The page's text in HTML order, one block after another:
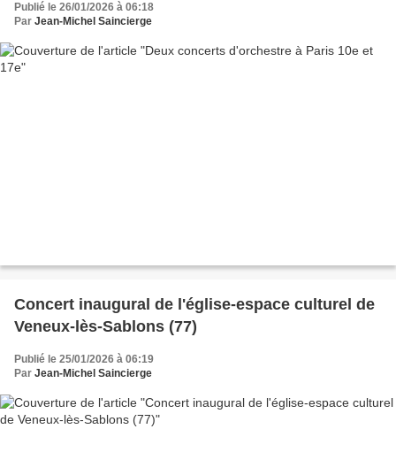
Publié le 26/01/2026 à 06:18
Par Jean-Michel Saincierge
Concert inaugural de l'église-espace culturel de
Veneux-lès-Sablons (77)
Publié le 25/01/2026 à 06:19
Par Jean-Michel Saincierge